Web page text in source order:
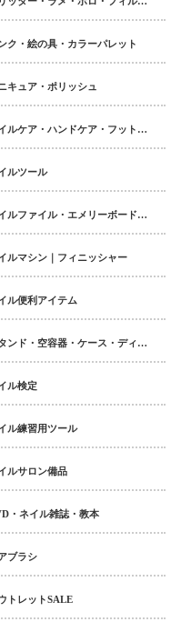
ク・絵の具・カラーパレット
キュア・ポリッシュ
ネイルケア・ハンドケア・フットケア・ボディケア
ルツール
ネイルファイル・エメリーボード・シャイナー
ルマシン｜フィニッシャー
ル便利アイテム
スタンド・空容器・ケース・ディスペンサー類
ル検定
ル練習用ツール
ルサロン備品
・ネイル雑誌・教本
ブラシ
トレットSALE